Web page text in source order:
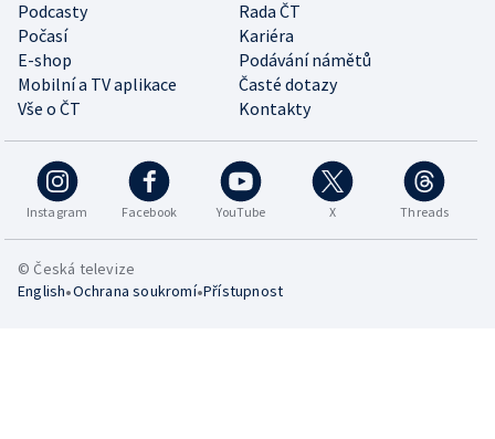
Podcasty
Rada ČT
Počasí
Kariéra
E-shop
Podávání námětů
Mobilní a TV aplikace
Časté dotazy
Vše o ČT
Kontakty
Instagram Facebook YouTube X Threads
© Česká televize
English•Ochrana soukromí•Přístupnost